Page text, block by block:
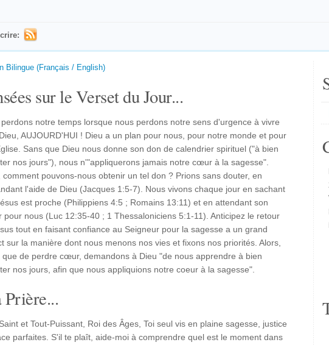
Bilingue (Français / English)
sur le Verset du Jour...
perdons notre temps lorsque nous perdons notre sens d'urgence à vivre
AUJOURD'HUI ! Dieu a un plan pour nous, pour notre monde et pour
Sans que Dieu nous donne son don de calendrier spirituel ("à bien
nos jours"), nous n'"appliquerons jamais notre cœur à la sagesse".
comment pouvons-nous obtenir un tel don ? Prions sans douter, en
l'aide de Dieu (Jacques 1:5-7). Nous vivons chaque jour en sachant
est proche (Philippiens 4:5 ; Romains 13:11) et en attendant son
pour nous (Luc 12:35-40 ; 1 Thessaloniciens 5:1-11). Anticipez le retour
tout en faisant confiance au Seigneur pour la sagesse a un grand
sur la manière dont nous menons nos vies et fixons nos priorités. Alors,
que de perdre cœur, demandons à Dieu "de nous apprendre à bien
nos jours, afin que nous appliquions notre coeur à la sagesse".
et Tout-Puissant, Roi des Âges, Toi seul vis en plaine sagesse, justice
parfaites. S'il te plaît, aide-moi à comprendre quel est le moment dans